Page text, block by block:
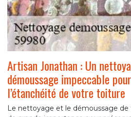
Artisan Jonathan : Un
démoussage impeccable
l’étanchéité de votre toiture
Le nettoyage et le démoussage